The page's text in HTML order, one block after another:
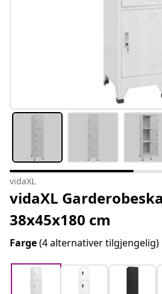
vidaXL
vidaXL
38x45x180 cm
Farge(4 alternativer tilgjengelig)